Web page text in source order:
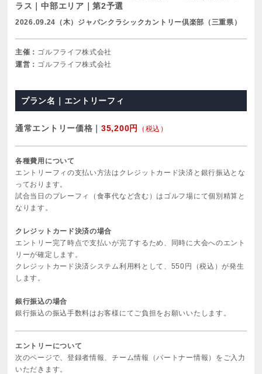
ラス｜中部エリア｜第2予選
2026.09.24（木）ジャパンクラシックカントリー倶楽部（三重県）
主催： ゴルフライフ株式会社
運営： ゴルフライフ株式会社
プラン名｜エントリーフィ
通常エントリー価格｜35,200円 （税込）
各種費用について
エントリーフィの支払い方法はクレジットカード決済と銀行振込とな
っております。
試合当日のプレーフィ（食事代など含む）はゴルフ場にて個別精算と
なります。
クレジットカード決済の場合
エントリー完了時点で支払いが完了するため、同時に大会へのエント
リーが確定します。
クレジットカード決済システム利用料として、550円（税込）が発生
します。
銀行振込の場合
銀行振込の振込手数料はお客様にてご負担をお願いいたします。
エントリーについて
次のページで、登録者情報、チーム情報（パートナー情報）をご入力
いただきます。